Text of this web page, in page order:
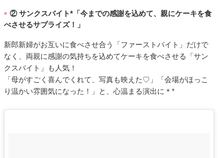
■ ② サンクスバイト*「今までの感謝を込めて、親にケーキを食
べさせるサプライズ！」
新郎新婦がお互いに食べさせ合う「ファーストバイト」だけで
なく、両親に感謝の気持ちを込めてケーキを食べさせる「サン
クスバイト」も人気！
「母がすごく喜んでくれて、写真も映えた♡」「会場がほっこ
り温かい雰囲気になった！」と、心温まる演出に＊*